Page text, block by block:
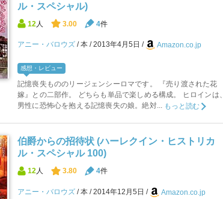
ル・スペシャル)
12 人 3.00 4件
アニー・バロウズ 本 2013年4月5日 Amazon.co.jp
感想・レビュー
記憶喪失もののリージェンシーロマです。 『売り渡された花
嫁』との二部作。 どちらも単品で楽しめる構成。 ヒロインは、
男性に恐怖心を抱える記憶喪失の娘。絶対... もっと読む
伯爵からの招待状 (ハーレクイン・ヒストリカ
ル・スペシャル 100)
12人 3.80 4件
アニー・バロウズ 本 2014年12月5日 Amazon.co.jp